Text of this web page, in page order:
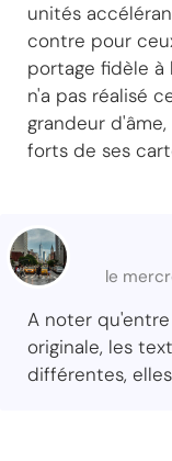
unités
contre pour
portage fidèle à
n'a pas réalisé
grandeur
forts de ses
le
A noter qu'entre
originale, les
différentes,